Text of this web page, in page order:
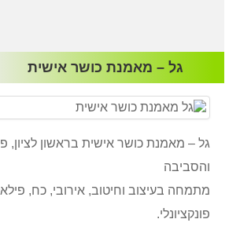
גל – מאמנת כושר אישית
גל – מאמנת כושר אישית בראשון לציון,
והסביבה
מתמחה בעיצוב וחיטוב, אירובי, כח,
פונקציונלי.